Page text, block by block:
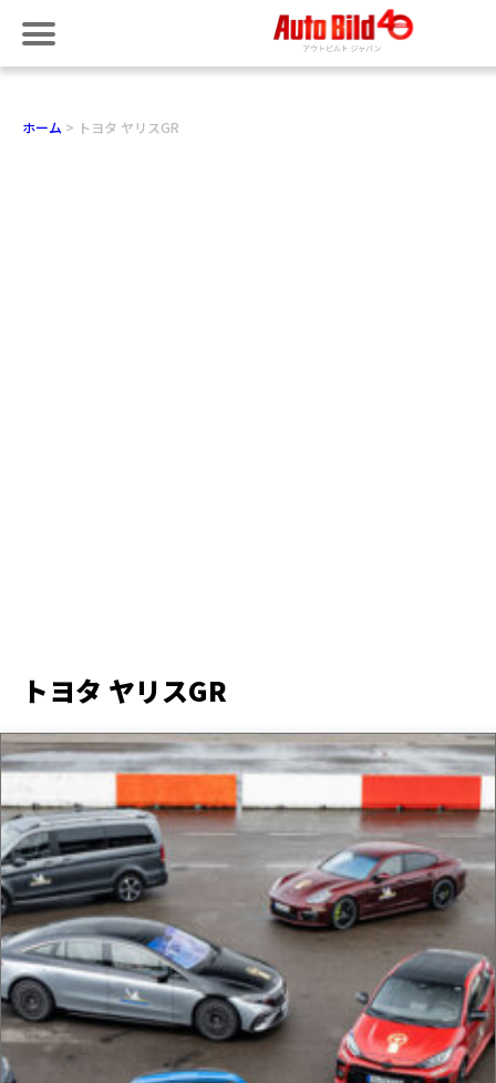
ホーム トヨタ ヤリスGR
トヨタ ヤリスGR